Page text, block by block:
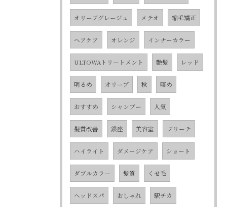
オリーブグレージュ メテオ 縮毛矯正
ヘアケア オレンジ インナーカラー
ULTOWAトリートメント 艶髪 レッド
明るめ オリーブ 秋 暗め
おすすめ シャンプー 人気
髪質改善 銀座 美容室 ブリーチ
ハイライト ダメージケア ショート
ダブルカラー 髪質 くせ毛
ヘッドスパ おしゃれ 駅チカ